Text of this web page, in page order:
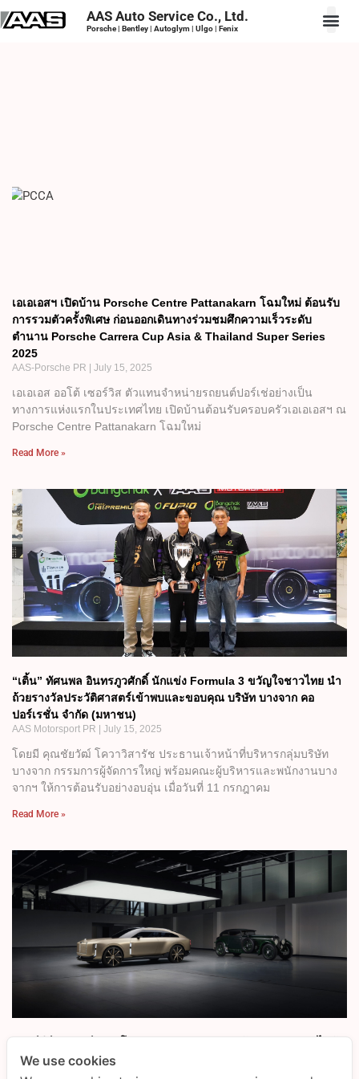
AAS Auto Service Co., Ltd.
Porsche | Bentley | Autoglym | Ulgo | Fenix
เอเอเอสฯ เปิดบ้าน Porsche Centre Pattanakarn โฉมใหม่ ต้อนรับ
การรวมตัวครั้งพิเศษ ก่อนออกเดินทางร่วมชมศึกความเร็วระดับ
ตำนาน Porsche Carrera Cup Asia & Thailand Super Series
2025
AAS-Porsche PR July 15, 2025
เอเอเอส ออโต้ เซอร์วิส ตัวแทนจำหน่ายรถยนต์ปอร์เช่อย่างเป็น
ทางการแห่งแรกในประเทศไทย เปิดบ้านต้อนรับครอบครัวเอเอเอสฯ ณ
Porsche Centre Pattanakarn โฉมใหม่
Read More »
“เติ้น”​ ทัศนพล​ อินทรภูวศักดิ์ นักแข่ง​ Formula 3​ ขวัญใจชาวไทย นำ
ถ้วยรางวัลประวัติศาสตร์เข้าพบและขอบคุณ​ บริษัท​ บางจาก​ คอ
ปอร์เรชั่น​ จำกัด​ (มหาชน)​
AAS Motorsport PR July 15, 2025
โดยมี​ คุณชัยวัฒ์​ โควาวิสารัช ประธานเจ้าหน้าที่บริหารกลุ่มบริษัท
บางจาก กรรมการผู้จัดการใหญ่ พร้อมคณะผู้บริหารและพนักงานบาง
จากฯ​ ให้การต้อนรับอย่างอบอุ่น​ เมื่อวันที่ 11 กรกฎาคม
Read More »
แห่งอนาคต
We use cookies